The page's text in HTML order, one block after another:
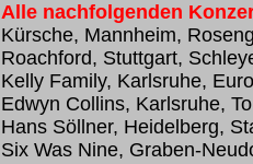
Alle nachfolgenden
Kürsche, Mannheim,
Roachford, Stuttgart,
Kelly Family, Karlsruhe,
Edwyn Collins, Karlsruhe,
Hans Söllner, Heidelberg,
Six Was Nine, Graben-